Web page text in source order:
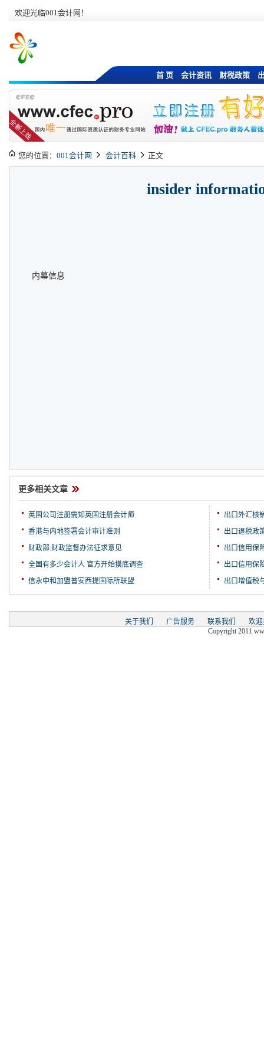
欢迎光临001会计网！
首 页 会计资讯 财税政策
您的位置： 001会计网 会计百科 正文
insider
内幕信息
更多相关文章
英国公司注册需知英国注册会计师
香港与内地签署会计审计准则
财政部:财政监督办法征求意见
全国有多少会计人 官方开始摸底调查
信永中和加盟普安西提国际所联盟
出口外汇核
出口退税政
出口信用保
出口信用保
出口增值税
关于我们 广告服务 联系我们
欢
Copyright 2011